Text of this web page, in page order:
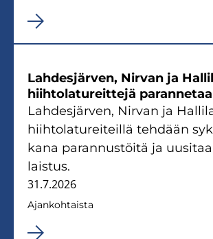
Lah­des­jär­ven, Nir­van ja
hiih­to­la­tu­reit­te­jä
Lah­des­jär­ven, Nir­van ja
hiih­to­la­tu­rei­teil­lä teh­dään
ka­na pa­ran­nus­töi­tä ja
lais­tus.
31.7.2026
Ajan­koh­tais­ta